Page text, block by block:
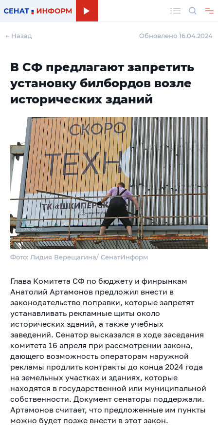
← Назад Обновлено 16.04.2024
В СФ предлагают запретить
установку билбордов возле
исторических зданий
Фото: Лидия Верещагина/ СенатИнформ
Глава Комитета СФ по бюджету и финрынкам
Анатолий Артамонов предложил внести в
законодательство поправки, которые запретят
устанавливать рекламные щиты около
исторических зданий, а также учебных
заведений. Сенатор высказался в ходе заседания
комитета 16 апреля при рассмотрении закона,
дающего возможность операторам наружной
рекламы продлить контракты до конца 2024 года
на земельных участках и зданиях, которые
находятся в государственной или муниципальной
собственности. Документ сенаторы поддержали.
Артамонов считает, что предложенные им пункты
можно будет позже внести в этот закон.